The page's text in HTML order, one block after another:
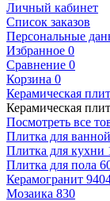
Личный кабинет
Список заказов
Персональные
Избранное 0
Сравнение 0
Корзина 0
Керамическая
Керамическая
Посмотреть все
Плитка для ванной
Плитка для кухни
Плитка для пола
Керамогранит
Мозаика 830